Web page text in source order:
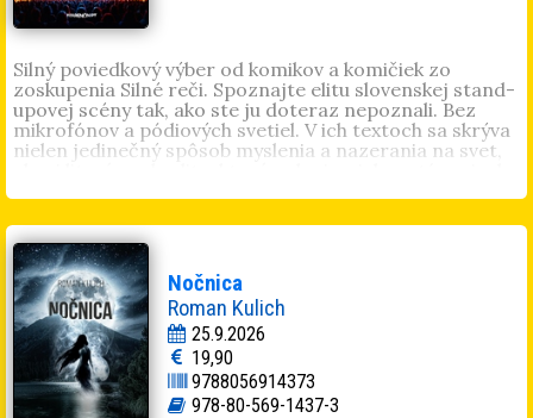
Silný poviedkový výber od komikov a komičiek zo
zoskupenia Silné reči. Spoznajte elitu slovenskej stand-
upovej scény tak, ako ste ju doteraz nepoznali. Bez
mikrofónov a pódiových svetiel. V ich textoch sa skrýva
nielen jedinečný spôsob myslenia a nazerania na svet,
zabávačov ako autorov príbehov, ktorí chcú nielen
pobaviť, ale majú aj čo povedať.
Tomáš Hudák · Jakub Zitron Ťapák · Martin Hatala ·
Diana Renner · Marián Psár · Milan Sedliak ·
Matej Adámy · Matej Makovický
Nočnica
Roman Kulich
25.9.2026
19,90
9788056914373
978-80-569-1437-3